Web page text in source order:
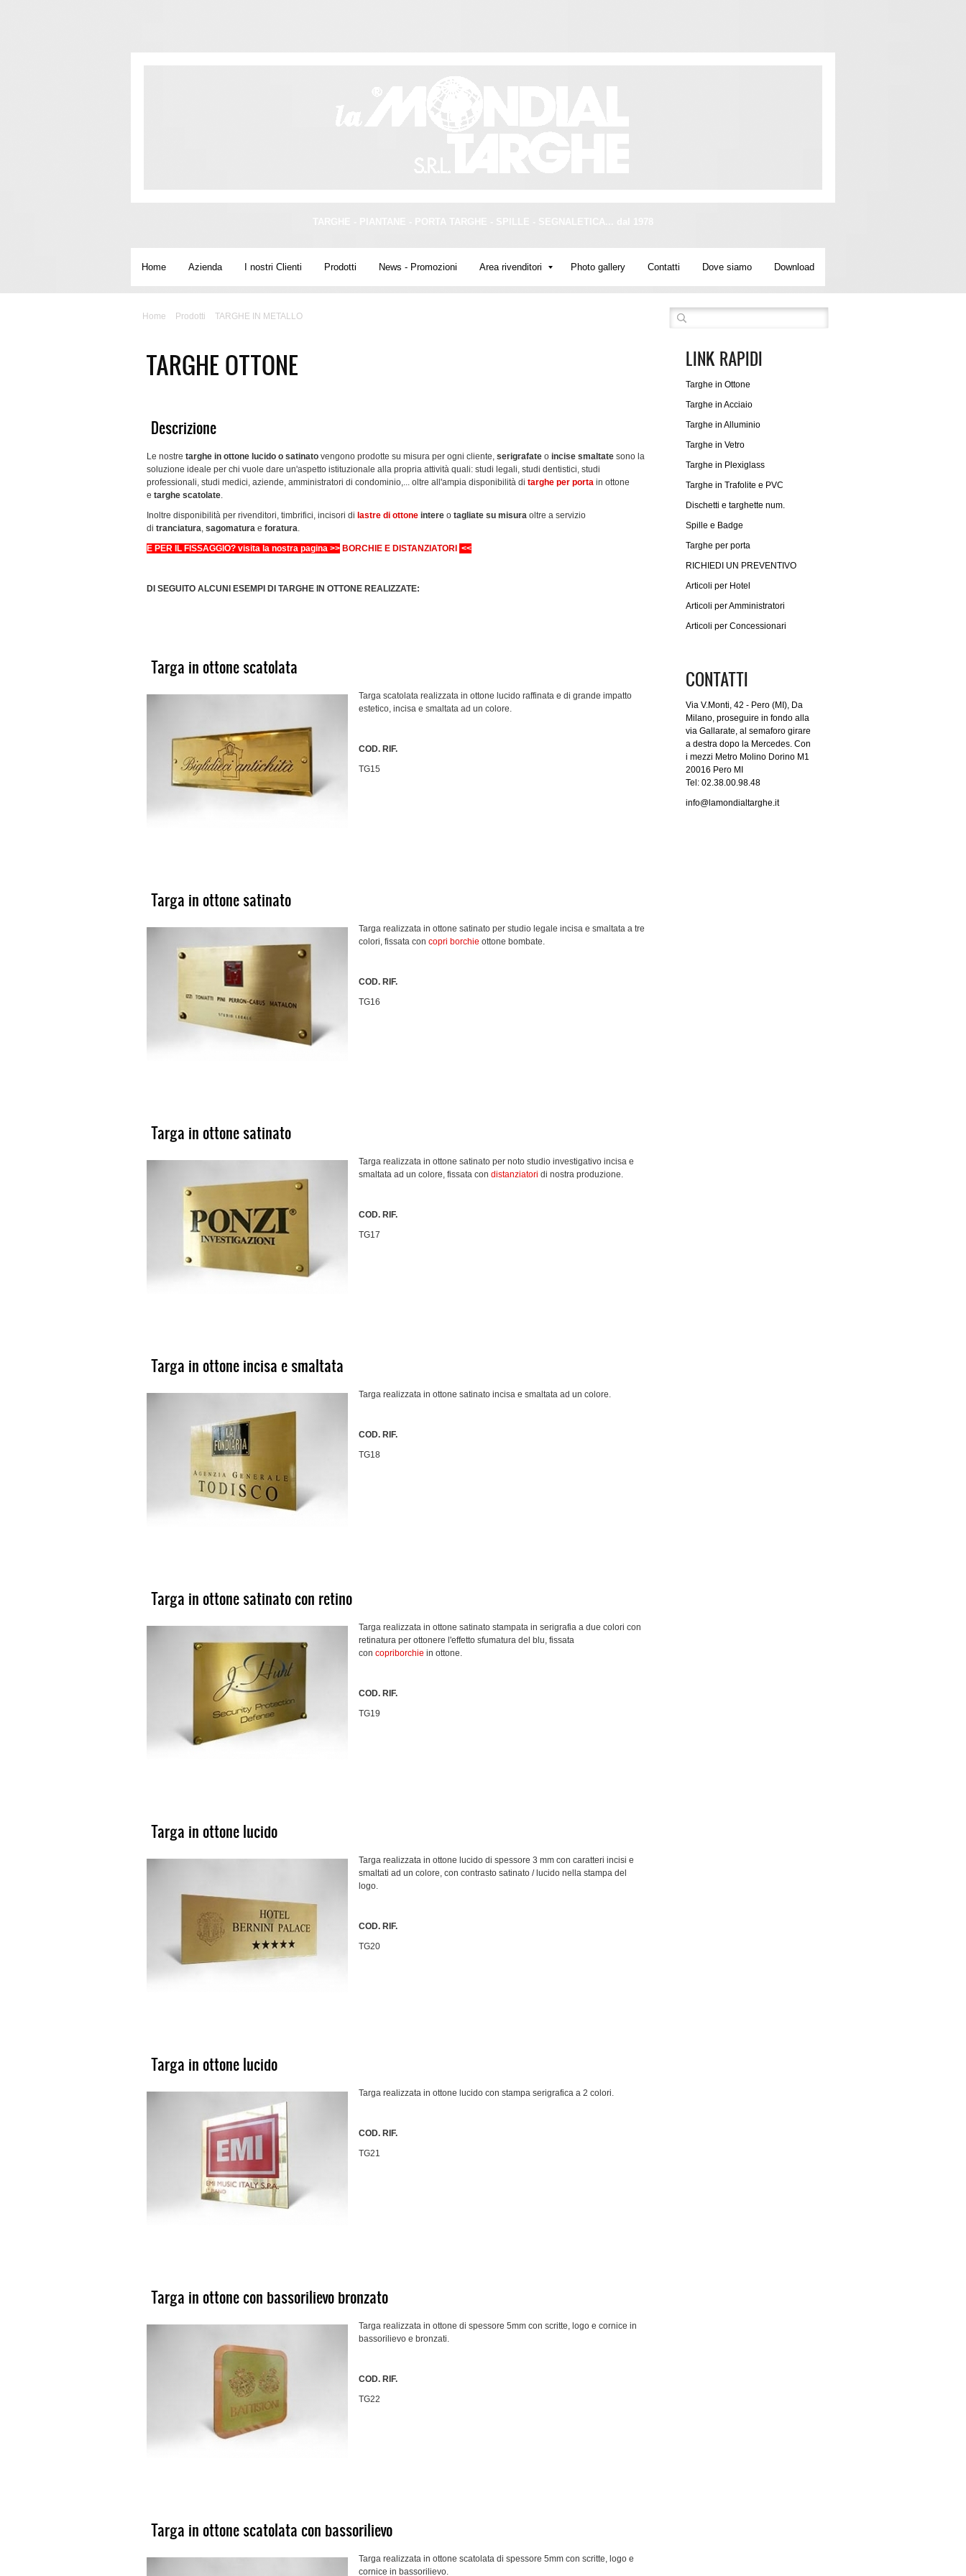
Home Azienda I nostri Clienti Prodotti News - Promozioni Area rivenditori Photo gallery Contatti Dove siamo Download
Home Prodotti TARGHE IN METALLO
TARGHE OTTONE
Descrizione
Le nostre targhe in ottone lucido o satinato vengono prodotte su misura per ogni cliente, serigrafate o incise smaltate sono la
soluzione ideale per chi vuole dare un'aspetto istituzionale alla propria attività quali: studi legali, studi dentistici, studi
professionali, studi medici, aziende, amministratori di condominio,... oltre all'ampia disponibilità di targhe per porta in ottone
e targhe scatolate.
Inoltre disponibilità per rivenditori, timbrifici, incisori di lastre di ottone intere o tagliate su misura oltre a servizio
di tranciatura, sagomatura e foratura.
E PER IL FISSAGGIO? visita la nostra pagina >> BORCHIE E DISTANZIATORI <<
DI SEGUITO ALCUNI ESEMPI DI TARGHE IN OTTONE REALIZZATE:
Targa in ottone scatolata
Targa scatolata realizzata in ottone lucido raffinata e di grande impatto
estetico, incisa e smaltata ad un colore.
COD. RIF.
TG15
Targa in ottone satinato
Targa realizzata in ottone satinato per studio legale incisa e smaltata a tre
colori, fissata con copri borchie ottone bombate.
COD. RIF.
TG16
Targa in ottone satinato
Targa realizzata in ottone satinato per noto studio investigativo incisa e
smaltata ad un colore, fissata con distanziatori di nostra produzione.
COD. RIF.
TG17
Targa in ottone incisa e smaltata
Targa realizzata in ottone satinato incisa e smaltata ad un colore.
COD. RIF.
TG18
Targa in ottone satinato con retino
Targa realizzata in ottone satinato stampata in serigrafia a due colori con
retinatura per ottonere l'effetto sfumatura del blu, fissata
con copriborchie in ottone.
COD. RIF.
TG19
Targa in ottone lucido
Targa realizzata in ottone lucido di spessore 3 mm con caratteri incisi e
smaltati ad un colore, con contrasto satinato / lucido nella stampa del
logo.
COD. RIF.
TG20
Targa in ottone lucido
Targa realizzata in ottone lucido con stampa serigrafica a 2 colori.
COD. RIF.
TG21
Targa in ottone con bassorilievo bronzato
Targa realizzata in ottone di spessore 5mm con scritte, logo e cornice in
bassorilievo e bronzati.
COD. RIF.
TG22
Targa in ottone scatolata con bassorilievo
Targa realizzata in ottone scatolata di spessore 5mm con scritte, logo e
cornice in bassorilievo.
LINK RAPIDI
Targhe in Ottone
Targhe in Acciaio
Targhe in Alluminio
Targhe in Vetro
Targhe in Plexiglass
Targhe in Trafolite e PVC
Dischetti e targhette num.
Spille e Badge
Targhe per porta
RICHIEDI UN PREVENTIVO
Articoli per Hotel
Articoli per Amministratori
Articoli per Concessionari
CONTATTI
Via V.Monti, 42 - Pero (MI), Da
Milano, proseguire in fondo alla
via Gallarate, al semaforo girare
a destra dopo la Mercedes. Con
i mezzi Metro Molino Dorino M1
20016 Pero MI
Tel: 02.38.00.98.48
info@lamondialtarghe.it